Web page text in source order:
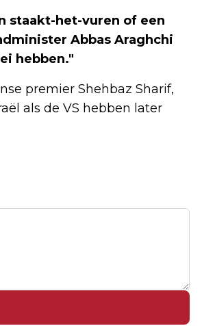
staakt-het-vuren of een
Abbas Araghchi
hebben."
premier Shehbaz Sharif,
als de VS hebben later
200-JARIG